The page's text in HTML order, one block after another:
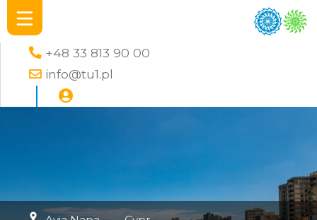
+48 33 813 90 00
info@tu1.pl